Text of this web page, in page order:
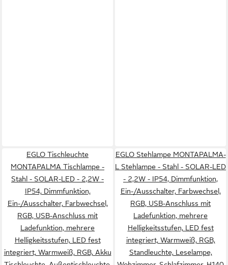
EGLO Tischleuchte
MONTAPALMA Tischlampe -
Stahl - SOLAR-LED - 2,2W -
IP54, Dimmfunktion,
Ein-/Ausschalter, Farbwechsel,
RGB, USB-Anschluss mit
Ladefunktion, mehrere
Helligkeitsstufen, LED fest
integriert, Warmweiß, RGB, Akku
EGLO Stehlampe MONTAPALMA-
L Stehlampe - Stahl - SOLAR-LED
- 2,2W - IP54, Dimmfunktion,
Ein-/Ausschalter, Farbwechsel,
RGB, USB-Anschluss mit
Ladefunktion, mehrere
Helligkeitsstufen, LED fest
integriert, Warmweiß, RGB,
Standleuchte, Leselampe,